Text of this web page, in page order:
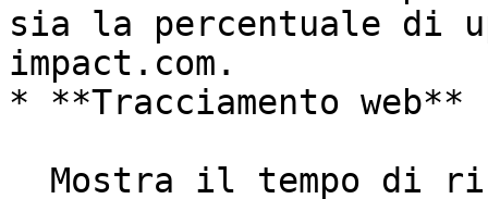
sia la percentuale di
impact.com.
* **Tracciamento web**